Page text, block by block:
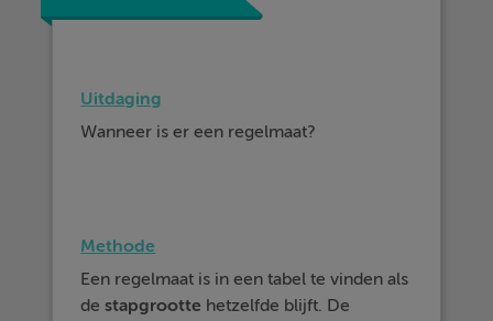
Uitdaging
Wanneer is er een regelmaat?
Methode
Een regelmaat is in een tabel te vinden als
destapgrootte hetzelfde blijft. De